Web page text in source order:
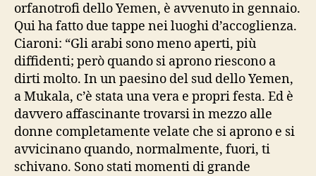
orfanotrofi dello Yemen, è avvenuto in gennaio.
Qui ha fatto due tappe nei luoghi d’accoglienza.
Ciaroni: “Gli arabi sono meno aperti, più
diffidenti; però quando si aprono riescono a
dirti molto. In un paesino del sud dello Yemen,
a Mukala, c’è stata una vera e propri festa. Ed è
davvero affascinante trovarsi in mezzo alle
donne completamente velate che si aprono e si
avvicinano quando, normalmente, fuori, ti
schivano. Sono stati momenti di grande